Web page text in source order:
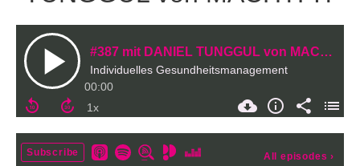
#387 mit DANIEL TUNGGUL von MACHTFIT
Individuelles Gesundheitsmanagement
00:00
Subscribe All episodes ›